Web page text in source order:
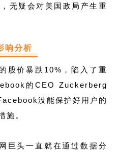
无疑会对美国政局产生重
响分析
股价暴跌10%，陷入了重
的CEO Zuckerberg
没能保护好用户的
施。
巨头一直就在通过数据分